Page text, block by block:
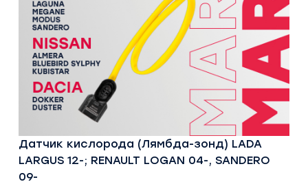
Датчик кислорода (Лямбда-зонд) LADA
LARGUS 12-; RENAULT LOGAN 04-, SANDERO
09-